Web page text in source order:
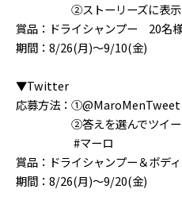
②ストーリーズに表示さ
賞品：ドライシャンプー 20名
期間：8/26(月)〜9/10(金)
▼Twitter
応募方法：①@MaroMenTweet
②答えを選んでツイー
#マーロ
賞品：ドライシャンプー＆ボデ
期間：8/26(月)〜9/20(金)